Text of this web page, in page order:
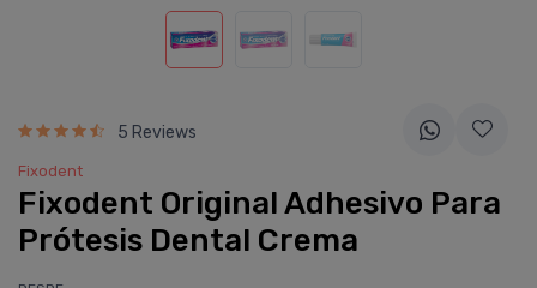
5 Reviews
Fixodent
Fixodent Original Adhesivo Para
Prótesis Dental Crema